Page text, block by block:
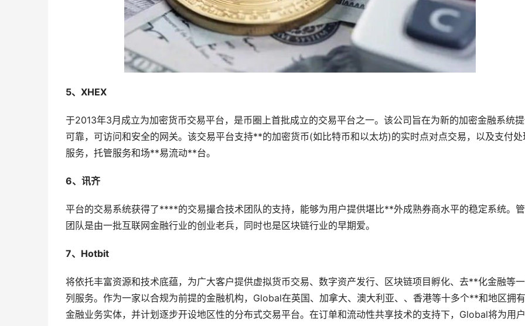
5、XHEX
于2013年3月成立为加密货币交易平台，是币圈上首批成立的交易平台之一。该公司旨在为新的加密金融系统
可靠，可访问和安全的网关。该交易平台支持**的加密货币(如比特币和以太坊)的实时点对点交易，以及支付处
服务，托管服务和场**易流动**台。
6、讯齐
平台的交易系统获得了****的交易撮合技术团队的支持，能够为用户提供堪比**外成熟券商水平的稳定系统。
团队是由一批互联网金融行业的创业老兵，同时也是区块链行业的早期爱。
7、Hotbit
将依托丰富资源和技术底蕴，为广大客户提供虚拟货币交易、数字资产发行、区块链项目孵化、去**化金融等
列服务。作为一家以合规为前提的金融机构，Global在英国、加拿大、澳大利亚、、香港等十多个**和地区拥有
金融业务实体，并计划逐步开设地区性的分布式交易平台。在订单和流动性共享技术的支持下，Global将为用户